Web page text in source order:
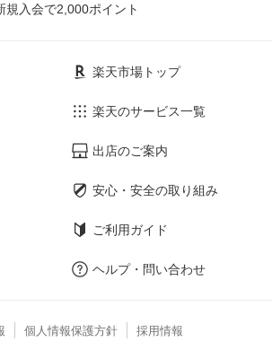
規入会で2,000ポイント
楽天市場トップ
楽天のサービス一覧
出店のご案内
安心・安全の取り組み
ご利用ガイド
ヘルプ・問い合わせ
個人情報保護方針 採用情報